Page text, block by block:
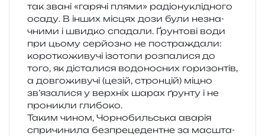
так звані «гаря­чі плями» радіо­ну­клі­дно­го
осаду. В інших місцях дози були незна­
чни­ми і швид­ко спа­да­ли. Ґрунтові води
при цьому сер­йо­зно не постра­жда­ли:
коро­тко­жи­ву­чі ізо­то­пи роз­па­ли­ся до
того, як діста­ли­ся водо­но­сних гори­зон­тів,
а дов­го­жи­ву­чі (цезій, строн­цій) міцно
зв’язалися у верх­ніх шарах ґрун­ту і не
про­ни­кли глибоко.
Таким чином, Чорнобильська ава­рія
спри­чи­ни­ла без­пре­це­ден­тне за мас­шта­